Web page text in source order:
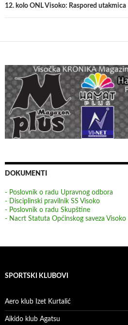
12. kolo ONL Visoko: Raspored utakmica
DOKUMENTI
- Poslovnik o radu Upravnog odbora
- Disciplinski pravilnik SS Visoko
- Poslovnik o radu Skupštine
- Nacrt Statuta Općinskog saveza Visoko
SPORTSKI KLUBOVI
Aero klub Izet Kurtalić
Aikido klub Agatsu